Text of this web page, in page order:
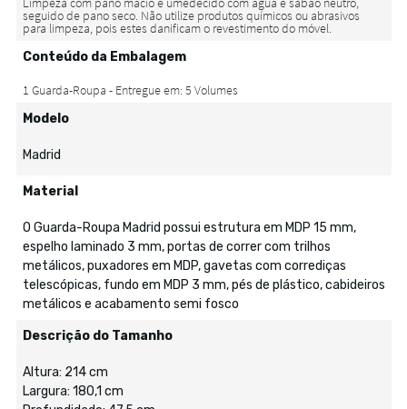
Conteúdo da Embalagem
Modelo
Madrid
Material
O Guarda-Roupa Madrid possui estrutura em MDP 15 mm,
espelho laminado 3 mm, portas de correr com trilhos
metálicos, puxadores em MDP, gavetas com corrediças
telescópicas, fundo em MDP 3 mm, pés de plástico, cabideiros
metálicos e acabamento semi fosco
Descrição do Tamanho
Altura: 214 cm
Largura: 180,1 cm